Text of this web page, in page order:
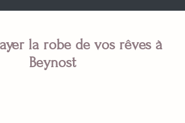
la robe de vos rêves à
Beynost